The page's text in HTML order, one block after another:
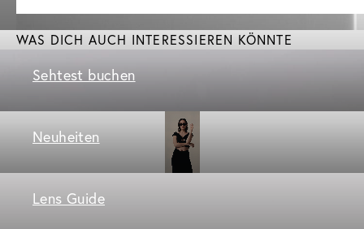
WAS DICH AUCH INTERESSIEREN KÖNNTE
Sehtest buchen
Neuheiten
Lens Guide